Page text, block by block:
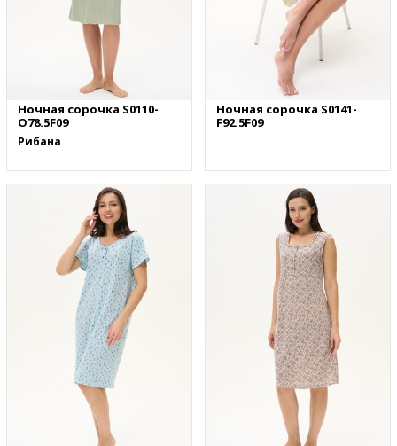
Ночная сорочка S0110-
O78.5F09
Рибана
Ночная сорочка S0141-
F92.5F09